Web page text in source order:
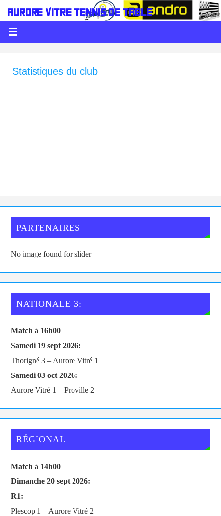
AURORE VITRÉ TENNIS DE TABLE
LE PING C'EST DE LA BALLE
Statistiques du club
PARTENAIRES
No image found for slider
NATIONALE 3:
Match à 16h00
Samedi 19 sept 2026:
Thorigné 3 – Aurore Vitré 1
Samedi 03 oct 2026:
Aurore Vitré 1 – Proville 2
RÉGIONAL
Match à 14h00
Dimanche 20 sept 2026:
R1:
Plescop 1 – Aurore Vitré 2